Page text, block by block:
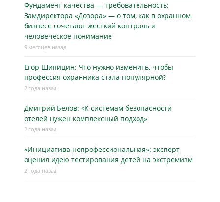
Фундамент качества — требовательность:
Замдиректора «Дозора» — о том, как в охранном
бизнесe сочетают жёсткий контроль и
человеческое понимание
9 месяцев назад
Егор Шипицин: Что нужно изменить, чтобы
профессия охранника стала популярной?
2 года назад
Дмитрий Белов: «К системам безопасности
отелей нужен комплексный подход»
2 года назад
«Инициатива непрофессиональная»: эксперт
оценил идею тестирования детей на экстремизм
2 года назад